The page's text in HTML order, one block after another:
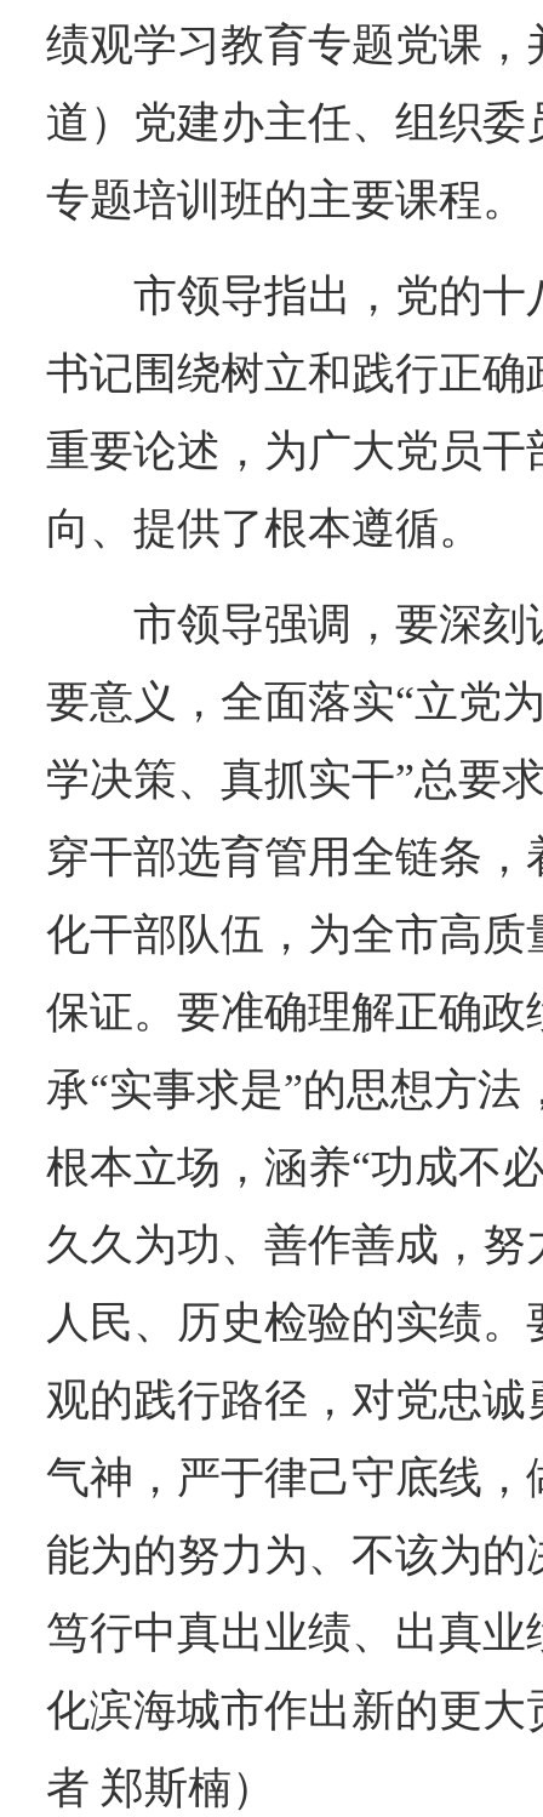
绩观学习教育专题党课
道）党建办主任、组织
专题培训班的主要课程。
市领导指出，党的
书记围绕树立和践行正
重要论述，为广大党员
向、提供了根本遵循。
市领导强调，要深
要意义，全面落实“立党
学决策、真抓实干”总要
穿干部选育管用全链条
化干部队伍，为全市高
保证。要准确理解正确
承“实事求是”的思想方法
根本立场，涵养“功成不
久久为功、善作善成，
人民、历史检验的实绩
观的践行路径，对党忠
气神，严于律己守底线
能为的努力为、不该为
笃行中真出业绩、出真
化滨海城市作出新的更
者 郑斯楠）